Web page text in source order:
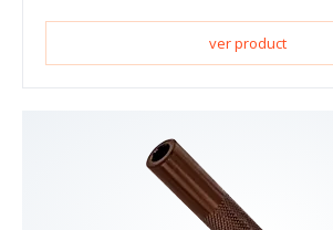
ver product